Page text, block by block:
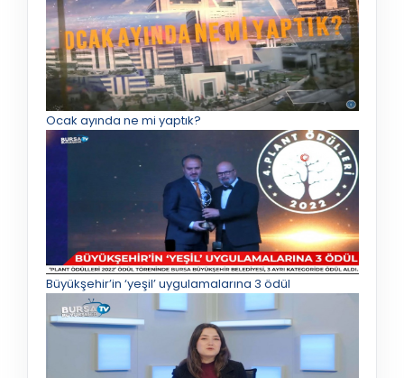
Ocak ayında ne mi yaptık?
Büyükşehir’in ‘yeşil’ uygulamalarına 3 ödül